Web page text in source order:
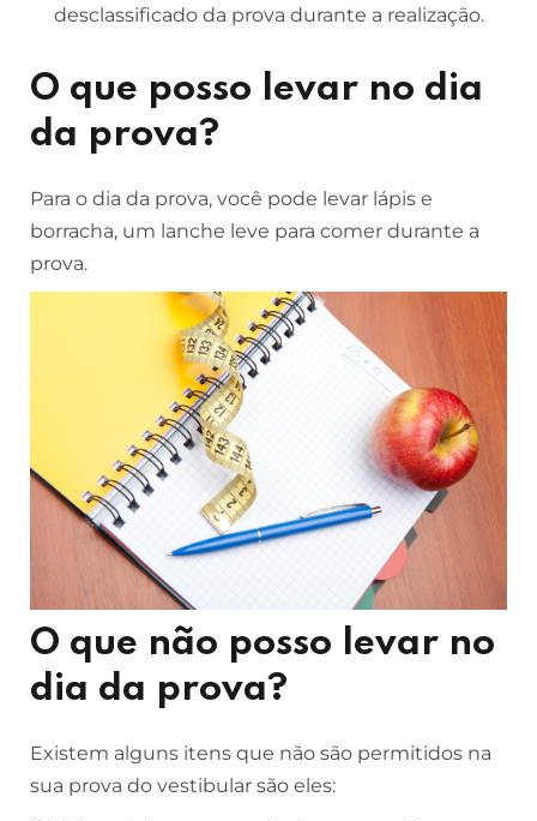
desclassificado da prova durante a realização.
O que posso levar no dia
da prova?
Para o dia da prova, você pode levar lápis e
borracha, um lanche leve para comer durante a
prova.
O que não posso levar no
dia da prova?
Existem alguns itens que não são permitidos na
sua prova do vestibular são eles: